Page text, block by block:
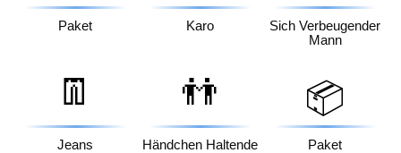
Paket Karo
Sich Verbeugender
Mann
👖
Jeans
👬
Händchen Haltende
📦
Paket